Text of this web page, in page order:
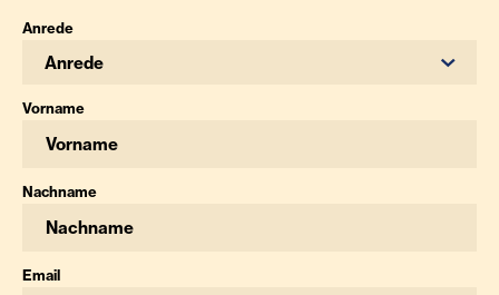
Anrede
Anrede
Vorname
Nachname
Email